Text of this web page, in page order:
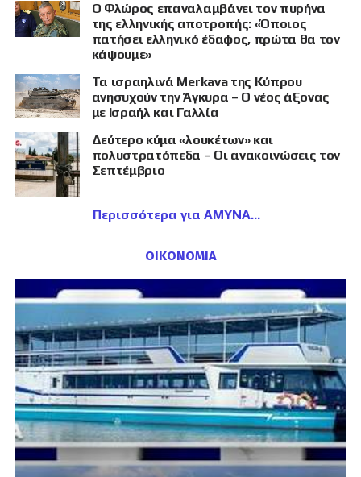
Ο Φλώρος επαναλαμβάνει τον πυρήνα
της ελληνικής αποτροπής: «Όποιος
πατήσει ελληνικό έδαφος, πρώτα θα τον
κάψουμε»
Τα ισραηλινά Merkava της Κύπρου
ανησυχούν την Άγκυρα – Ο νέος άξονας
με Ισραήλ και Γαλλία
Δεύτερο κύμα «λουκέτων» και
πολυστρατόπεδα – Οι ανακοινώσεις τον
Σεπτέμβριο
Περισσότερα για ΑΜΥΝΑ
ΟΙΚΟΝΟΜΙΑ